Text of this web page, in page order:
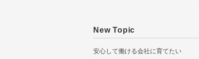
New Topic
安心して働ける会社に育てたい